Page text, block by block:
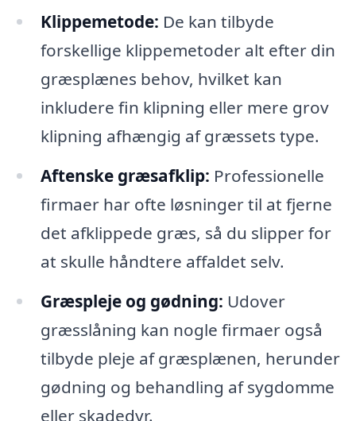
Klippemetode: De kan tilbyde
forskellige klippemetoder alt efter din
græsplænes behov, hvilket kan
inkludere fin klipning eller mere grov
klipning afhængig af græssets type.
Aftenske græsafklip: Professionelle
firmaer har ofte løsninger til at fjerne
det afklippede græs, så du slipper for
at skulle håndtere affaldet selv.
Græspleje og gødning: Udover
græsslåning kan nogle firmaer også
tilbyde pleje af græsplænen, herunder
gødning og behandling af sygdomme
eller skadedyr.